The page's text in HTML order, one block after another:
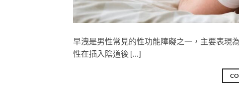
早洩是男性常見的性功能障礙之一，主要表現
性在插入陰道後 […]